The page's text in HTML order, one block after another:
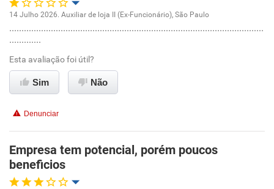
Recomenda a diretoria
Oportunidade de promoção
Ambiente de trabalho
Conciliação com a vida familiar
Recomenda esta empresa
Recomenda a diretoria
14 Julho 2026. Auxiliar de loja II (Ex-Funcionário), São Paulo
........................................................................................................
.............
Esta avaliação foi útil?
Sim Não
Denunciar
Empresa tem potencial, porém poucos
beneficios